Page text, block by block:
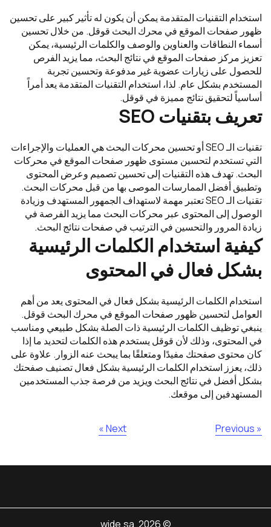
استخدام التقنيات المتقدمة يمكن أن يكون له تأثير كبير على تحسين
ظهور صفحات الموقع في محرك البحث قوقل. من خلال تحسين
أسماء النطاقات والعناوين والوصف والكلمات الرئيسية، يمكن
تعزيز مركز صفحات الموقع في نتائج البحث، مما يزيد الفرص
للحصول على زيارات عضوية غير مدفوعة وتحسين تجربة
المستخدم بشكل عام. لذا، استخدام التقنيات المتقدمة يعد أمراً
أساسياً لتحقيق نتائج مميزة في قوقل.
تعريف بتقنيات SEO
تقنيات الـ SEO أو تحسين محركات البحث هي العمليات والإجراءات
التي تستخدم لتحسين مستوى ظهور صفحات الموقع في محركات
البحث. تهدف هذه التقنيات إلى تحسين تصميم وعرض المحتوى
وتطبيق أفضل الممارسات الموصى بها من قبل محركات البحث.
تقنيات الـ SEO تعتبر مهمة لاستهداف الجمهور المستهدف وزيادة
الوصول إلى المحتوى عبر محركات البحث مما يزيد الفرصة في
زيادة المرور والتحسين في الترتيب في صفحات نتائج البحث.
كيفية استخدام الكلمات الرئيسية
بشكل فعال في المحتوى
استخدام الكلمات الرئيسية بشكل فعال في المحتوى يعد من أهم
العوامل لتحسين ظهور صفحات الموقع في محرك البحث قوقل.
ينبغي توظيف الكلمات الرئيسية ذات الصلة بشكل طبيعي ومناسب
في المحتوى، وذلك لأن قوقل يستخدم هذه الكلمات لتحديد ما إذا
كان محتوى صفحتك مفيدًا ومتعلقًا بما يبحث عنه الزوار. علاوة على
ذلك، يعزز استخدام الكلمات الرئيسية بشكل فعال تصنيف صفحتك
بشكل أفضل في نتائج البحث ويزيد من فرصة جذب المستخدمين
المستهدفين إلى موقعك.
« Previous
Next »
© 2026. wide.sa